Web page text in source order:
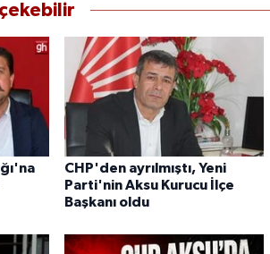
CHP'den ayrılmıştı, Yeni
Parti'nin Aksu Kurucu İlçe
Başkanı oldu